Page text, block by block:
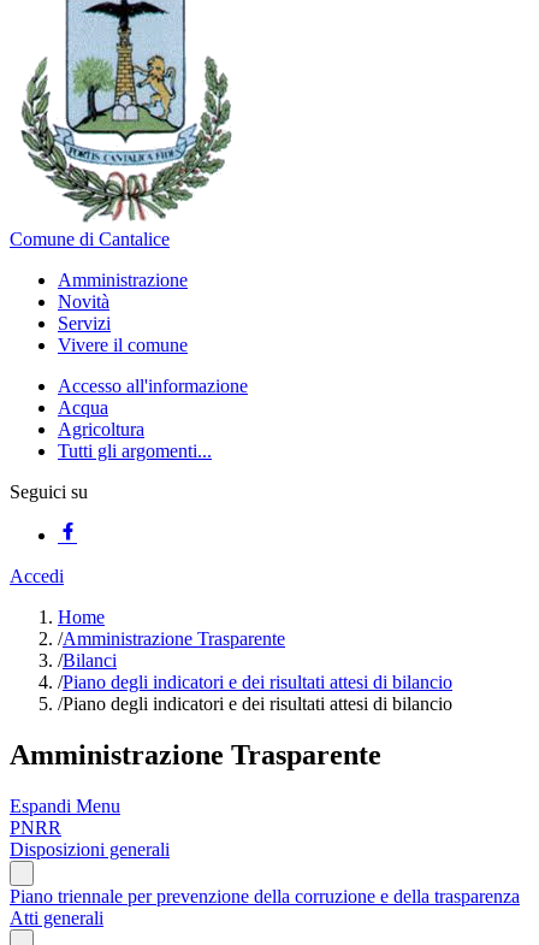
Comune di Cantalice
Amministrazione
Novità
Servizi
Vivere il comune
Accesso all'informazione
Acqua
Agricoltura
Tutti gli argomenti...
Seguici su
Accedi
Home
/Amministrazione Trasparente
/Bilanci
/Piano degli indicatori e dei risultati attesi di bilancio
/Piano degli indicatori e dei risultati attesi di bilancio
Amministrazione Trasparente
Espandi Menu
PNRR
Disposizioni generali
Piano triennale per prevenzione della corruzione e della trasparenza
Atti generali